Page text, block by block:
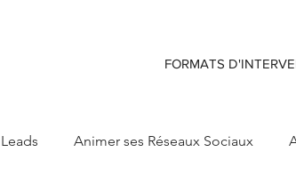
FORMATS
Animer ses Réseaux Sociaux